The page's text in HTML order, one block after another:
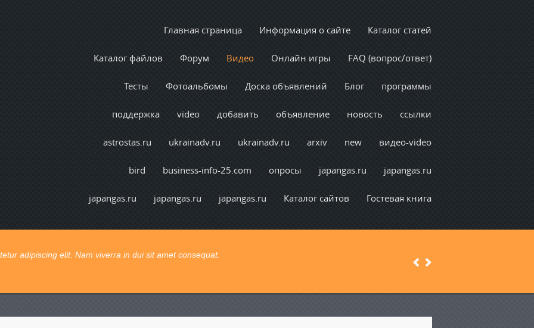
Главная страница Информация о сайте Каталог статей
Каталог файлов Форум Видео Онлайн игры FAQ (вопрос/ответ)
Тесты Фотоальбомы Доска объявлений Блог программы
поддержка video добавить объявление новость ссылки
astrostas.ru ukrainadv.ru ukrainadv.ru arxiv new видео-video
bird business-info-25.com опросы japangas.ru japangas.ru
japangas.ru japangas.ru japangas.ru Каталог сайтов Гостевая книга
adipiscing elit. Nam viverra in dui sit amet consequat.
congue. Ut pretium vel lectus vel consectetur.
Previous